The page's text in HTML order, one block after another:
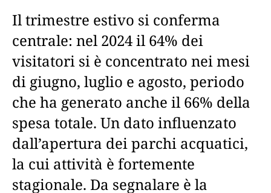
Il trimestre estivo si conferma
centrale: nel 2024 il 64% dei
visitatori si è concentrato nei mesi
di giugno, luglio e agosto, periodo
che ha generato anche il 66% della
spesa totale. Un dato influenzato
dall’apertura dei parchi acquatici,
la cui attività è fortemente
stagionale. Da segnalare è la